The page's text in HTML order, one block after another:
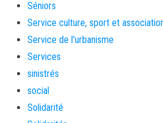
Séniors
Service culture, sport et
Service de l'urbanisme
Services
sinistrés
social
Solidarité